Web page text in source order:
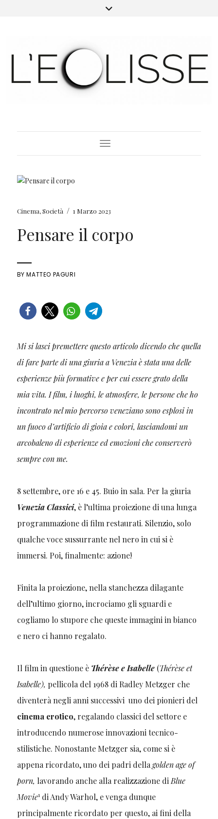
Toggle Navigation
Cinema,Società / 1 Marzo 2023
Pensare il corpo
BYMATTEO PAGURI
Mi si lasci premettere questo articolo dicendo che quella
di fare parte di una giuria a Venezia è stata una delle
esperienze più formative e per cui essere grato della
mia vita. I film, i luoghi, le atmosfere, le persone che ho
incontrato nel mio percorso veneziano sono esplosi in
un fuoco d’artificio di gioia e colori, lasciandomi un
arcobaleno di esperienze ed emozioni che conserverò
sempre con me.
8 settembre, ore 16 e 45. Buio in sala. Per la giuria
Venezia Classici, è l’ultima proiezione di una lunga
programmazione di film restaurati. Silenzio, solo
qualche voce sussurrante nel nero in cui si è
immersi. Poi, finalmente: azione!
Finita la proiezione, nella stanchezza dilagante
dell’ultimo giorno, incrociamo gli sguardi e
cogliamo lo stupore che queste immagini in bianco
e nero ci hanno regalato.
Il film in questione è Thérèse e Isabelle(Thérèse et
Isabelle), pellicola del 1968 di Radley Metzger che
diventerà negli anni successivi uno dei pionieri del
cinema erotico, regalando classici del settore e
introducendo numerose innovazioni tecnico-
stilistiche. Nonostante Metzger sia, come si è
appena ricordato, uno dei padri dellagolden age of
porn, lavorando anche alla realizzazione diBlue
Movie1di Andy Warhol, e venga dunque
principalmente ricordato per questo, ai fini della